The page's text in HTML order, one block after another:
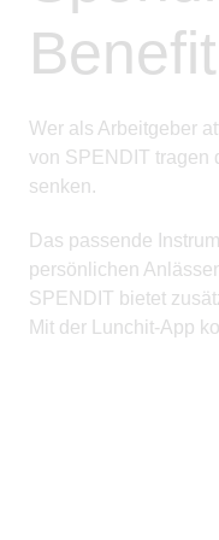
Benefit
Wer als Arbeitgeber
von SPENDIT tragen
senken.
Das passende
persönlichen
SPENDIT bietet
Mit der Lunchit-App